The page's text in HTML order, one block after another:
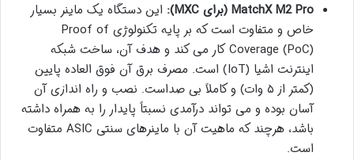
MatchX M2 Pro (برای MXC):
این دستگاه یک ماینر بسیار
خاص و متفاوت است که بر پایه تکنولوژی Proof of
Coverage (PoC) کار می کند و هدف آن، ساخت شبکه
اینترنت اشیا (IoT) است. مصرف برق آن فوق العاده پایین
(کمتر از ۵ وات) و کاملاً بی صداست. نصب و راه اندازی آن
آسان بوده و می تواند درآمدی نسبتاً پایدار را به همراه داشته
باشد، هرچند که ماهیت آن با ماینرهای سنتی ASIC متفاوت
است.